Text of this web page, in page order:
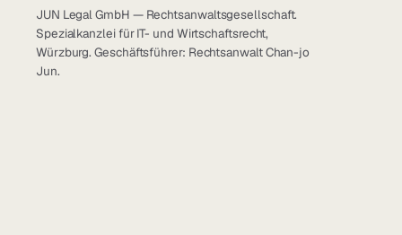
JUN Legal GmbH — Rechtsanwaltsgesellschaft.
Spezialkanzlei für IT- und Wirtschaftsrecht,
Würzburg. Geschäftsführer: Rechtsanwalt Chan-jo
Jun.